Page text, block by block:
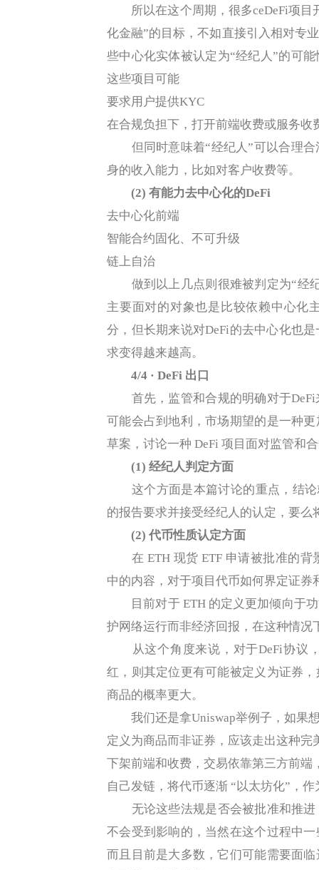
所以在这个周期，很多ceDeFi项目
化金融”的目标，不如直接引入相对专
些中心化实体被认定为“经纪人”的可
这些项目可能
要求用户提供KYC
在合规负担下，打开前端收费或服务收
但同时意味着“经纪人”可以合理合
身的收入能力，比如对客户收费等。
(2) 有能力去中心化的DeFi
去中心化前端
智能合约固化、不可升级
链上自治
做到以上几点则很难被判定为“经纪
主要面对的对象也是比较依赖中心化
分，但长期来说对DeFi的去中心化也
求变得越来越高。
4/4 · DeFi 出口
首先，监管和合规的明确对于DeFi
可能会占到地利，市场期望的是一种
草案，讨论一种 DeFi 项目面对监管和
(1) 经纪人判定方面
这个方面是本篇讨论的重点，结论
的报告要求并接受经纪人的认定，要么
(2) 代币性质认定方面
在 ETH 现货 ETF 申请被批准的背
中的内容，对于项目代币如何界定证
目前对于 ETH 的定义更加倾向于功
护网络运行而非经济回报，在这种情况
从这个角度来说，对于DeFi协议，
红，则其定位更有可能被定义为证券
商品的概率更大。
我们还是拿Uniswap举例子，如果想
定义为商品而非证券，应该走出这种完
下架前端和收费，交易依靠第三方前
自己发链，将代币逐渐 “以太坊化”，
无论这些法规是否会被批准和推进
不会受到影响的，当然在这个过程中
而且目前是大多数，它们可能需要面